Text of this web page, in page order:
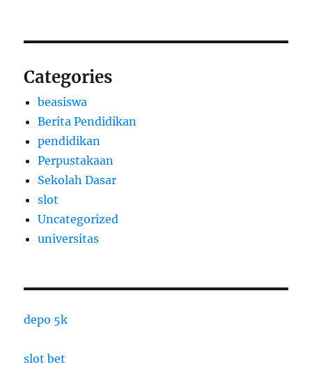
Categories
beasiswa
Berita Pendidikan
pendidikan
Perpustakaan
Sekolah Dasar
slot
Uncategorized
universitas
depo 5k
slot bet